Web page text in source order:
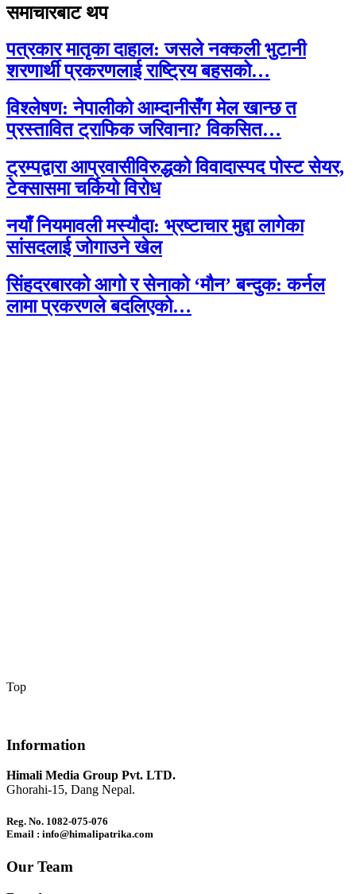
समाचारबाट थप
पत्रकार मातृका दाहाल: जसले नक्कली भुटानी
शरणार्थी प्रकरणलाई राष्ट्रिय बहसको…
विश्लेषण: नेपालीको आम्दानीसँग मेल खान्छ त
प्रस्तावित ट्राफिक जरिवाना? विकसित…
ट्रम्पद्वारा आप्रवासीविरुद्धको विवादास्पद पोस्ट सेयर,
टेक्सासमा चर्कियो विरोध
नयाँ नियमावली मस्यौदा: भ्रष्टाचार मुद्दा लागेका
सांसदलाई जोगाउने खेल
सिंहदरबारको आगो र सेनाको ‘मौन’ बन्दुक: कर्नल
लामा प्रकरणले बदलिएको…
Top
Information
Himali Media Group Pvt. LTD.
Ghorahi-15, Dang Nepal.
Reg. No. 1082-075-076
Email : info@himalipatrika.com
Our Team